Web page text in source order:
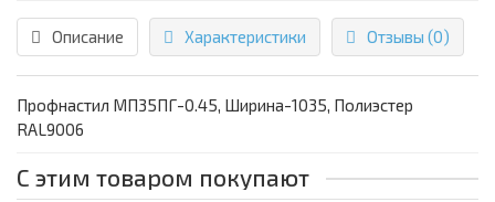
Описание Характеристики Отзывы (0)
Профнастил МП35ПГ-0.45, Ширина-1035, Полиэстер
RAL9006
С этим товаром покупают